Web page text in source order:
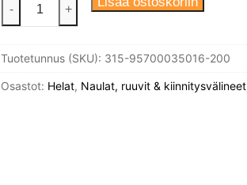
95
Messinki
- +
Tuotetunnus (SKU): 315-95700035016-200
Osastot: Helat, Naulat, ruuvit & kiinnitysvälineet